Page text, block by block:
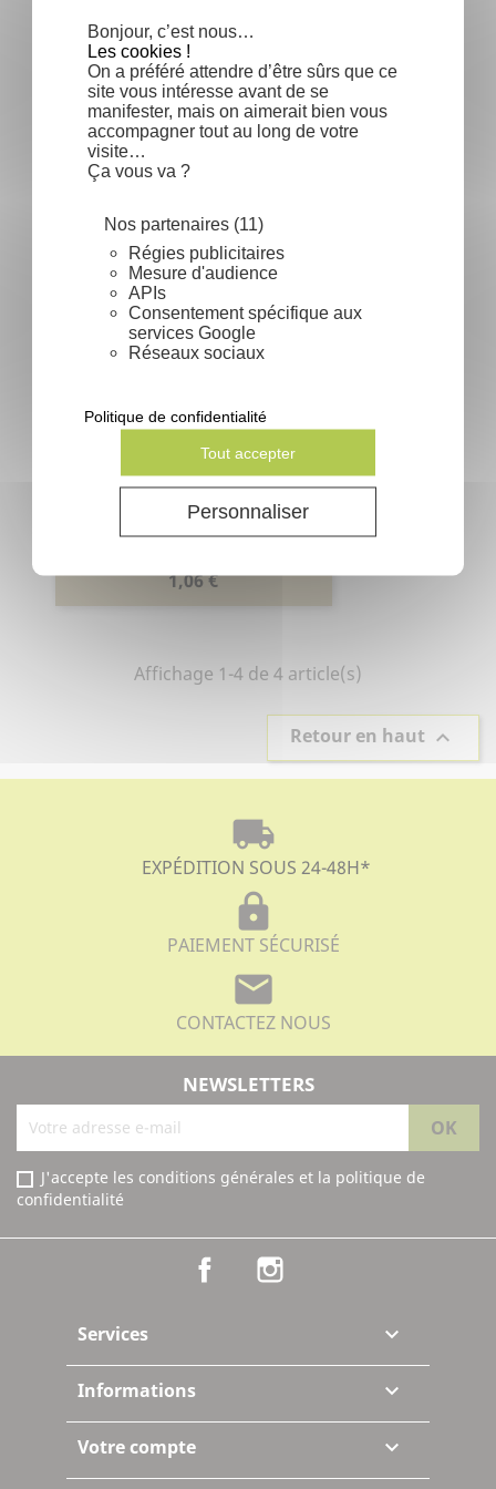
Bonjour, c’est nous…
Les cookies !
On a préféré attendre d’être sûrs que ce
site vous intéresse avant de se
manifester, mais on aimerait bien vous
accompagner tout au long de votre
visite…
Ça vous va ?
Nos partenaires (11)
Régies publicitaires
Mesure d'audience
APIs
Consentement spécifique aux
services Google
Réseaux sociaux
Tout accepter
Personnaliser
Politique de confidentialité
Cercis siliquastrum - Arbre de
Prix
1,06 €
Affichage 1-4 de 4 article(s)
Retour en haut 
local_shipping
EXPÉDITION SOUS 24-48H*
lock
PAIEMENT SÉCURISÉ
mail
CONTACTEZ NOUS
NEWSLETTERS
J'accepte les conditions générales et la politique de
confidentialité
Facebook
Services 
Informations 
Votre compte 